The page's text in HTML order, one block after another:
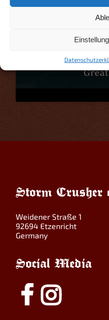
Klicke hier, um
Storm Crusher
Weidener Straße 1
92694 Etzenricht
Germany
Social Media